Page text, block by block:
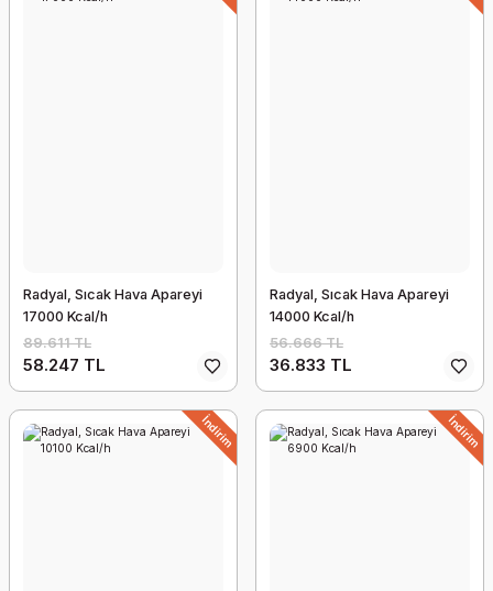
Radyal, Sıcak Hava Apareyi
17000 Kcal/h
89.611 TL
58.247 TL
Radyal, Sıcak Hava Apareyi
14000 Kcal/h
56.666 TL
36.833 TL
İndirim İndirim